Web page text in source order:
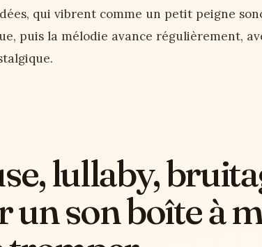
qui vibrent comme un petit peigne
puis la mélodie avance régulièrement,
lullaby,
un son boîte à